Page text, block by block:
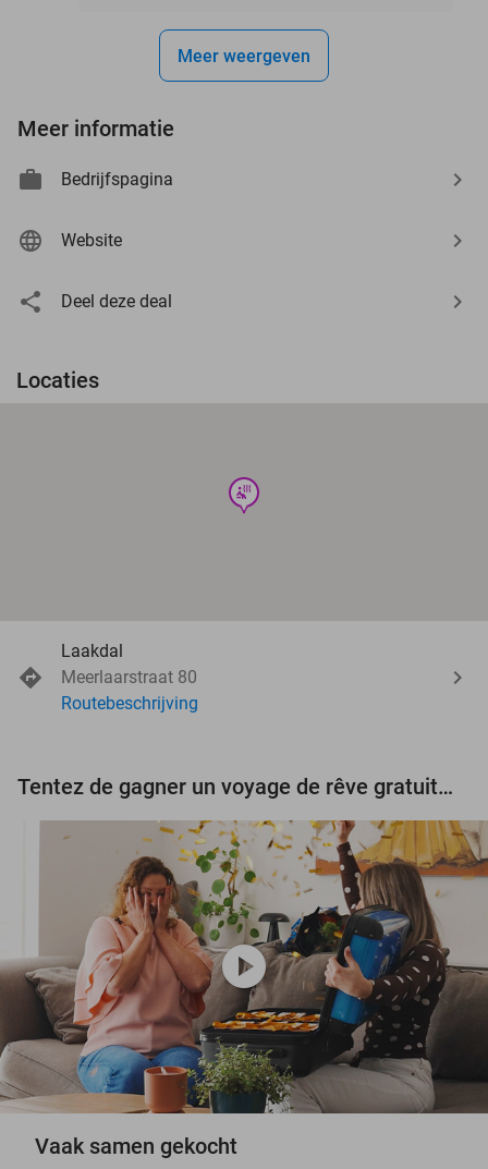
Meer weergeven
Meer informatie
Bedrijfspagina
Website
Deel deze deal
Locaties
wellness
Laakdal
Meerlaarstraat 80
Routebeschrijving
Tentez de gagner un voyage de rêve gratuit d'une valeur de 3.000 € !
play_circle
Vaak samen gekocht